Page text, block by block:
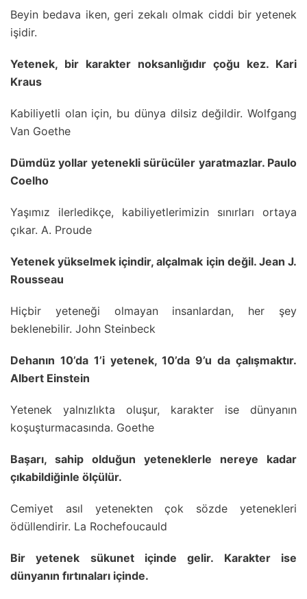
Beyin bedava iken, geri zekalı olmak ciddi bir yetenek
işidir.
Yetenek, bir karakter noksanlığıdır çoğu kez. Kari
Kraus
Kabiliyetli olan için, bu dünya dilsiz değildir. Wolfgang
Van Goethe
Dümdüz yollar yetenekli sürücüler yaratmazlar. Paulo
Coelho
Yaşımız ilerledikçe, kabiliyetlerimizin sınırları ortaya
çıkar. A. Proude
Yetenek yükselmek içindir, alçalmak için değil. Jean J.
Rousseau
Hiçbir yeteneği olmayan insanlardan, her şey
beklenebilir. John Steinbeck
Dehanın 10’da 1’i yetenek, 10’da 9’u da çalışmaktır.
Albert Einstein
Yetenek yalnızlıkta oluşur, karakter ise dünyanın
koşuşturmacasında. Goethe
Başarı, sahip olduğun yeteneklerle nereye kadar
çıkabildiğinle ölçülür.
Cemiyet asıl yetenekten çok sözde yetenekleri
ödüllendirir. La Rochefoucauld
Bir yetenek sükunet içinde gelir. Karakter ise
dünyanın fırtınaları içinde.